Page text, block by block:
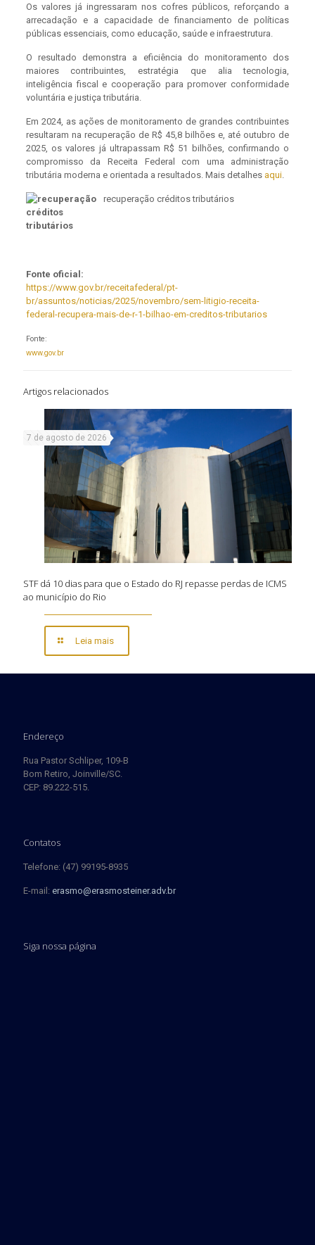
Os valores já ingressaram nos cofres públicos, reforçando a
arrecadação e a capacidade de financiamento de políticas
públicas essenciais, como educação, saúde e infraestrutura.
O resultado demonstra a eficiência do monitoramento dos
maiores contribuintes, estratégia que alia tecnologia,
inteligência fiscal e cooperação para promover conformidade
voluntária e justiça tributária.
Em 2024, as ações de monitoramento de grandes contribuintes
resultaram na recuperação de R$ 45,8 bilhões e, até outubro de
2025, os valores já ultrapassam R$ 51 bilhões, confirmando o
compromisso da Receita Federal com uma administração
tributária moderna e orientada a resultados. Mais detalhes aqui.
recuperação créditos tributários
Fonte oficial:
https://www.gov.br/receitafederal/pt-
br/assuntos/noticias/2025/novembro/sem-litigio-receita-
federal-recupera-mais-de-r-1-bilhao-em-creditos-tributarios
Fonte:
www.gov.br
Artigos relacionados
7 de agosto de 2026
STF dá 10 dias para que o Estado do RJ repasse perdas de ICMS
ao município do Rio
Leia mais
Endereço
Rua Pastor Schliper, 109-B
Bom Retiro, Joinville/SC.
CEP: 89.222-515.
Contatos
Telefone: (47) 99195-8935
E-mail: erasmo@erasmosteiner.adv.br
Siga nossa página